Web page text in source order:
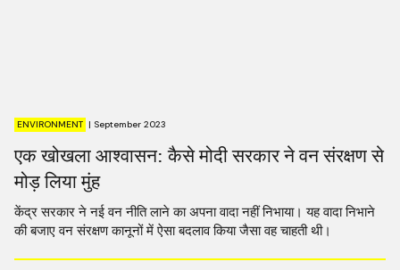
ENVIRONMENT | September 2023
एक खोखला आश्वासन: कैसे मोदी सरकार ने वन संरक्षण से
मोड़ लिया मुंह
केंद्र सरकार ने नई वन नीति लाने का अपना वादा नहीं निभाया। यह वादा निभाने
की बजाए वन संरक्षण कानूनों में ऐसा बदलाव किया जैसा वह चाहती थी।